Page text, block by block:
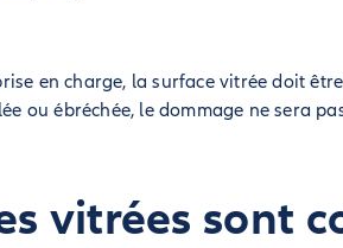
en charge, la surface vitrée doit
ou ébréchée, le dommage ne sera
vitrées sont